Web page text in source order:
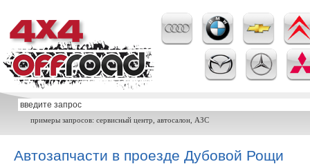
примеры запросов: сервисный центр, автосалон, АЗС
Автозапчасти в проезде Дубовой Рощи